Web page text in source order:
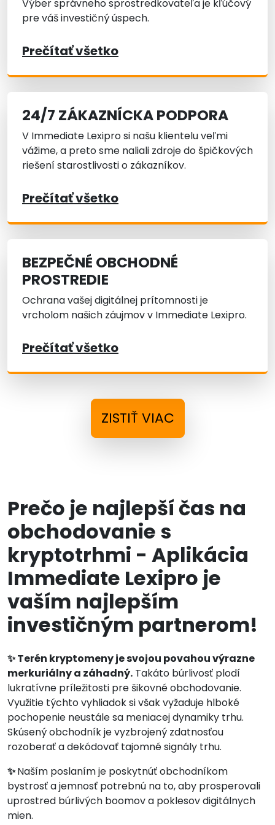
Výber správneho sprostredkovateľa je kľúčový
pre váš investičný úspech.
Prečítať všetko
24/7 ZÁKAZNÍCKA PODPORA
V Immediate Lexipro si našu klientelu veľmi
vážime, a preto sme naliali zdroje do špičkových
riešení starostlivosti o zákazníkov.
Prečítať všetko
BEZPEČNÉ OBCHODNÉ
PROSTREDIE
Ochrana vašej digitálnej prítomnosti je
vrcholom našich záujmov v Immediate Lexipro.
Prečítať všetko
ZISTIŤ VIAC
Prečo je najlepší čas na
obchodovanie s
kryptotrhmi - Aplikácia
Immediate Lexipro je
vaším najlepším
investičným partnerom!
✨ Terén kryptomeny je svojou povahou výrazne
merkuriálny a záhadný. Takáto búrlivosť plodí
lukratívne príležitosti pre šikovné obchodovanie.
Využitie týchto vyhliadok si však vyžaduje hlboké
pochopenie neustále sa meniacej dynamiky trhu.
Skúsený obchodník je vyzbrojený zdatnosťou
rozoberať a dekódovať tajomné signály trhu.
✨Naším poslaním je poskytnúť obchodníkom
bystrosť a jemnosť potrebnú na to, aby prosperovali
uprostred búrlivých boomov a poklesov digitálnych
mien.